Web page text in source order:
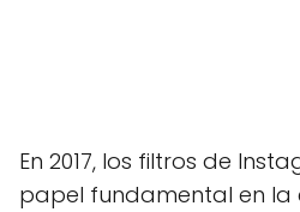
En 2017, los filtros de
papel fundamental en la